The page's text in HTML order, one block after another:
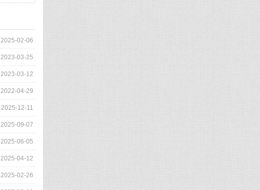
2025-02-06
2023-03-25
2023-03-12
2022-04-29
2025-12-11
2025-09-07
2025-06-05
2025-04-12
2025-02-26